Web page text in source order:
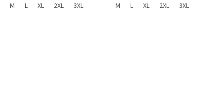
knoflíky.
M L XL 2XL 3XL
knoflíky.
M L XL 2XL 3XL